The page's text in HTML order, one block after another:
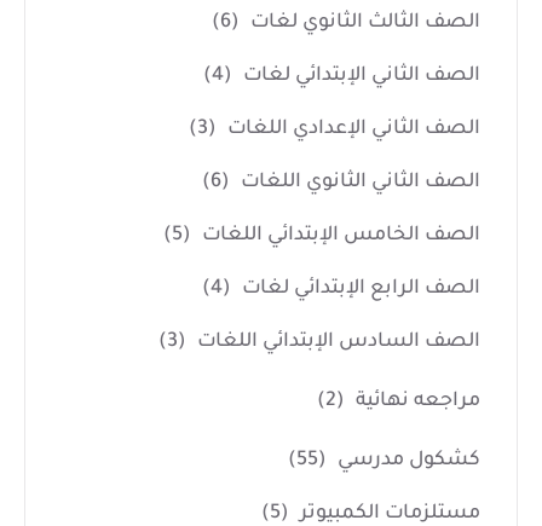
الصف الثالث الثانوي لغات (6)
الصف الثاني الإبتدائي لغات (4)
الصف الثاني الإعدادي اللغات (3)
الصف الثاني الثانوي اللغات (6)
الصف الخامس الإبتدائي اللغات (5)
الصف الرابع الإبتدائي لغات (4)
الصف السادس الإبتدائي اللغات (3)
مراجعه نهائية (2)
كشكول مدرسي (55)
مستلزمات الكمبيوتر (5)